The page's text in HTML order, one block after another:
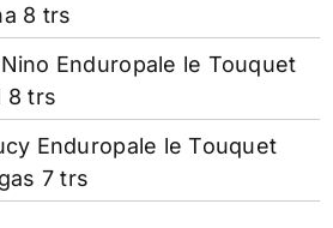
8 trs
Enduropale le Touquet
8 trs
Enduropale le Touquet
7 trs